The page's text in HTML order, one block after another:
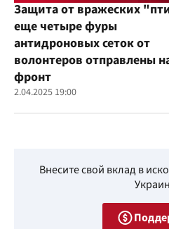
Защита от вражеских
еще четыре фуры
антидроновых сеток от
волонтеров отправлены
фронт
2.04.2025 19:00
Внесите свой вклад в